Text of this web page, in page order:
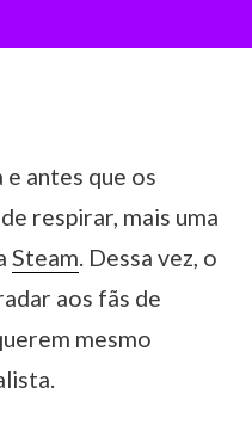
e antes que os
respirar, mais uma
Steam . Dessa vez, o
aos fãs de
mesmo